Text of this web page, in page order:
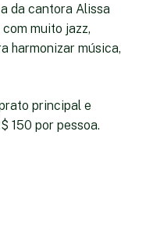
da cantora Alissa
muito jazz,
harmonizar música,
principal e
150 por pessoa.